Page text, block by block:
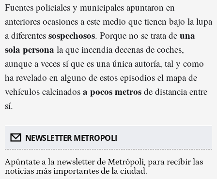
Fuentes policiales y municipales apuntaron en
anteriores ocasiones a este medio que tienen bajo la lupa
a diferentes sospechosos. Porque no se trata de una
sola persona la que incendia decenas de coches,
aunque a veces sí que es una única autoría, tal y como
ha revelado en alguno de estos episodios el mapa de
vehículos calcinados a pocos metros de distancia entre
sí.
NEWSLETTER METROPOLI
Apúntate a la newsletter de Metrópoli, para recibir las
noticias más importantes de la ciudad.